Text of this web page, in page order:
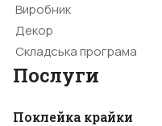
Виробник
Декор
Складська програма
Послуги
Поклейка крайки